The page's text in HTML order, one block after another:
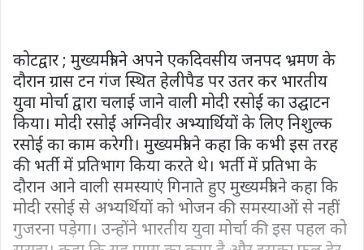
कोटद्वार ; मुख्यमंत्री ने अपने एकदिवसीय जनपद भ्रमण के
दौरान ग्रास टन गंज स्थित हेलीपैड पर उतर कर भारतीय
युवा मोर्चा द्वारा चलाई जाने वाली मोदी रसोई का उद्घाटन
किया। मोदी रसोई अग्निवीर अभ्यार्थियों के लिए निशुल्क
रसोई का काम करेगी। मुख्यमंत्री ने कहा कि कभी इस तरह
की भर्ती में प्रतिभाग किया करते थे। भर्ती में प्रतिभा के
दौरान आने वाली समस्याएं गिनाते हुए मुख्यमंत्री ने कहा कि
मोदी रसोई से अभ्यर्थियों को भोजन की समस्याओं से नहीं
गुजरना पड़ेगा। उन्होंने भारतीय युवा मोर्चा की इस पहल को